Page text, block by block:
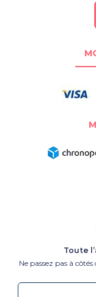
Toute
Ne passez pas à